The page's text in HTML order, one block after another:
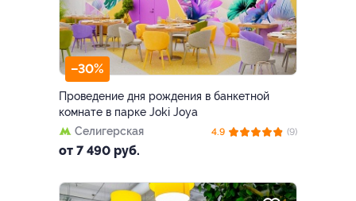
–30%
Проведение дня рождения в банкетной
комнате в парке Joki Joya
Селигерская
от 7 490 руб.
4.9 (9)